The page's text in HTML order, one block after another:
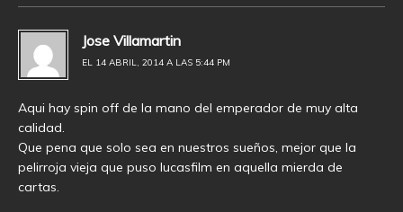
Jose Villamartin
EL 14 ABRIL, 2014 A LAS 5:44 PM
Aqui hay spin off de la mano del emperador de muy alta
calidad.
Que pena que solo sea en nuestros sueños, mejor que la
pelirroja vieja que puso lucasfilm en aquella mierda de
cartas.